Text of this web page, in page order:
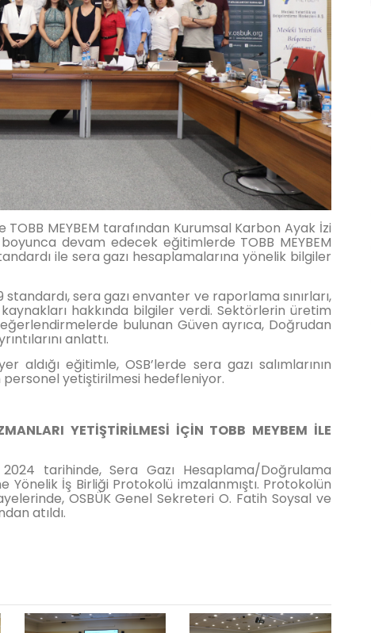
MEYBEM tarafından Kurumsal Karbon Ayak İzi
devam edecek eğitimlerde TOBB MEYBEM
ile sera gazı hesaplamalarına yönelik bilgiler
standardı, sera gazı envanter ve raporlama sınırları,
hakkında bilgiler verdi. Sektörlerin üretim
bulunan Güven ayrıca, Doğrudan
anlattı.
aldığı eğitimle, OSB’lerde sera gazı salımlarının
personel yetiştirilmesi hedefleniyor.
YETİŞTİRİLMESİ İÇİN TOBB MEYBEM İLE
2024 tarihinde, Sera Gazı Hesaplama/Doğrulama
İş Birliği Protokolü imzalanmıştı. Protokolün
OSBÜK Genel Sekreteri O. Fatih Soysal ve
atıldı.